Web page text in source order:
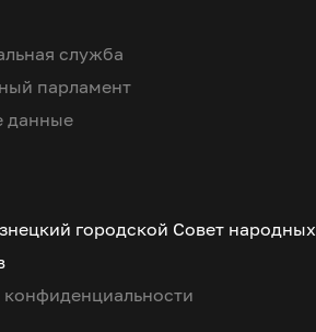
служба
парламент
данные
городской Совет народных